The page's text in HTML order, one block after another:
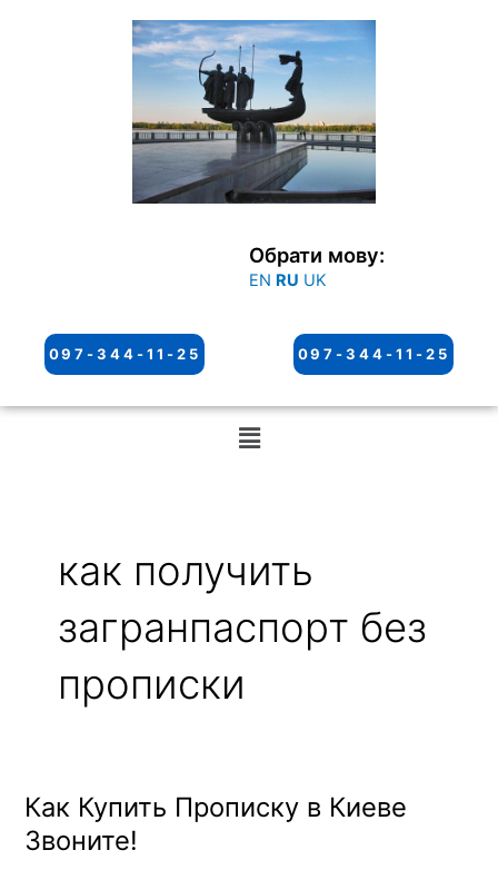
Обрати мову:
EN RU UK
097-344-11-25 097-344-11-25
Меню
как получить
загранпаспорт без
прописки
Как Купить Прописку в Киеве
Звоните!
Как
Купить
Прописку